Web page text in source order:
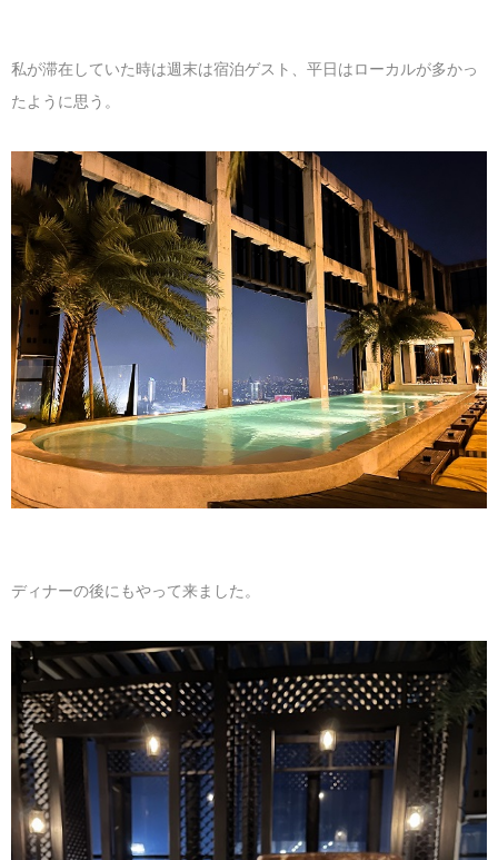
私が滞在していた時は週末は宿泊ゲスト、平日はローカルが多かっ
たように思う。
ディナーの後にもやって来ました。